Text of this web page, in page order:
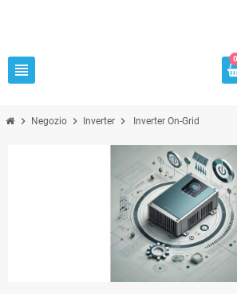
view_headline
0
chevron_right Negozio chevron_right Inverter chevron_right Inverter On-Grid